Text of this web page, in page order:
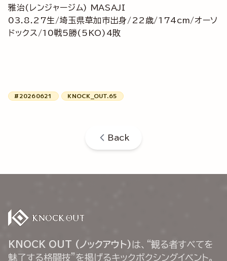
雅治(レンジャージム) MASAJI
03.8.27生/埼玉県草加市出身/22歳/174cm/オーソ
ドックス/10戦5勝(5KO)4敗
#20260621 KNOCK_OUT.65
Back
KNOCK OUT (ノックアウト) は、“観る者すべてを
魅了する格闘技”を掲げるキックボクシングイベント。